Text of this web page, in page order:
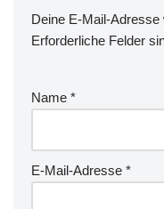
Deine E-Mail-
Erforderliche Felder
Name *
E-Mail-Adresse *